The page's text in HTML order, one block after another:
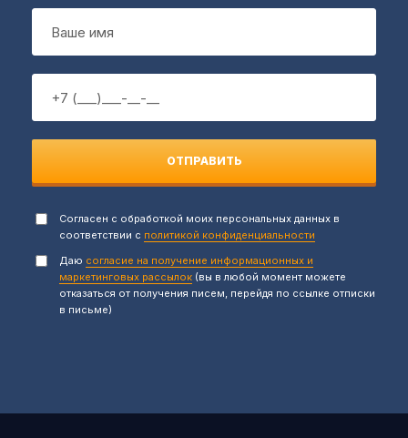
ОТПРАВИТЬ
Согласен с обработкой моих персональных данных в
соответствии с политикой конфиденциальности
Даю согласие на получение информационных и
маркетинговых рассылок (вы в любой момент можете
отказаться от получения писем, перейдя по ссылке отписки
в письме)